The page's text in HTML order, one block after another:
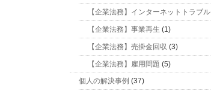
【企業法務】インターネットトラブル
【企業法務】事業再生 (1)
【企業法務】売掛金回収 (3)
【企業法務】雇用問題 (5)
個人の解決事例 (37)